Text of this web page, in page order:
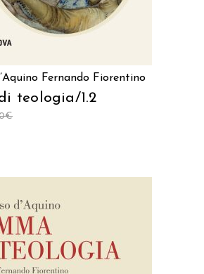
Fernando Fiorentino
teologia/1.2
€